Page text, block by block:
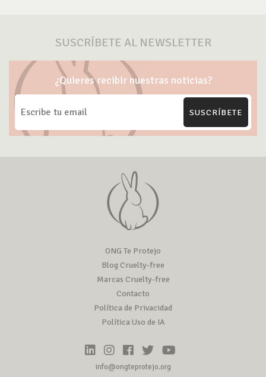
SUSCRÍBETE AL NEWSLETTER
¿Quieres recibir nuestras noticias?
SUSCRÍBETE
ONG Te Protejo
Blog Cruelty-free
Marcas Cruelty-free
Contacto
Política de Privacidad
Política Uso de IA
info@ongteprotejo.org